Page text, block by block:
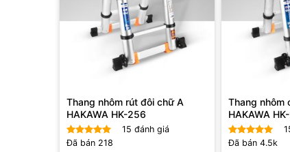
Thang nhôm rút đôi chữ A
HAKAWA HK-256
Được xếp
15 đánh giá
Đã bán 218
Thang nhôm
HAKAWA
Được xếp
Đã bán 4.5k